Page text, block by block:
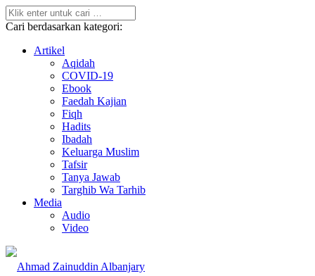
Cari berdasarkan kategori:
Artikel
Aqidah
COVID-19
Ebook
Faedah Kajian
Fiqh
Hadits
Ibadah
Keluarga Muslim
Tafsir
Tanya Jawab
Targhib Wa Tarhib
Media
Audio
Video